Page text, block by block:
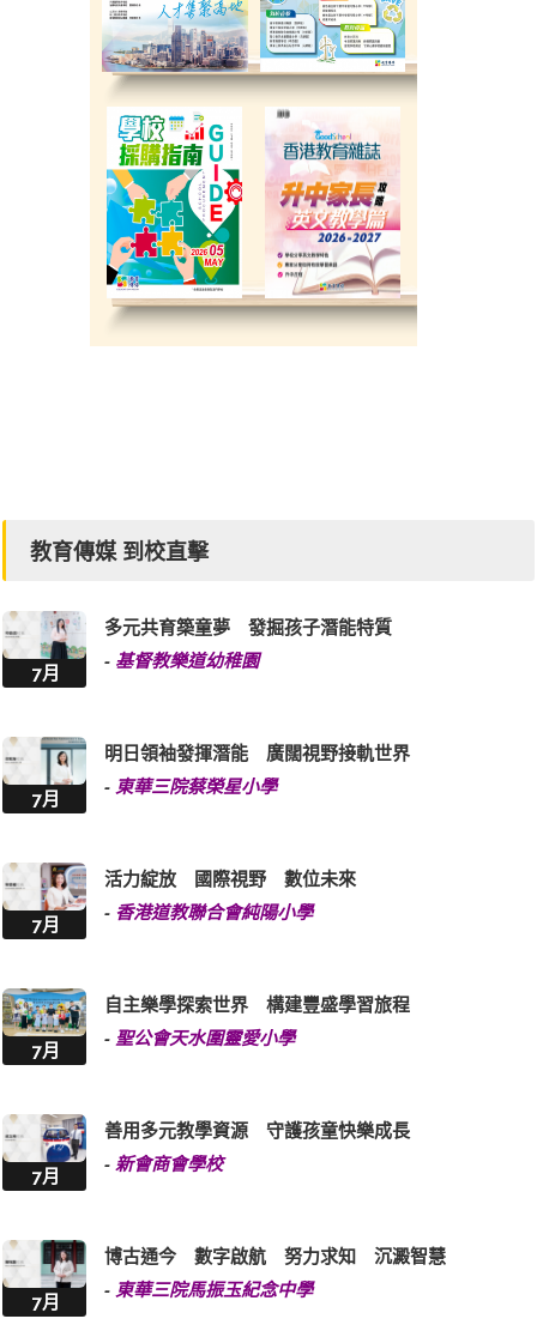
教育傳媒 到校直擊
7月
多元共育築童夢 發掘孩子潛能特質
- 基督教樂道幼稚園
7月
明日領袖發揮潛能 廣闊視野接軌世界
- 東華三院蔡榮星小學
7月
活力綻放 國際視野 數位未來
- 香港道教聯合會純陽小學
7月
自主樂學探索世界 構建豐盛學習旅程
- 聖公會天水圍靈愛小學
7月
善用多元教學資源 守護孩童快樂成長
- 新會商會學校
7月
博古通今 數字啟航 努力求知 沉澱智慧
- 東華三院馬振玉紀念中學